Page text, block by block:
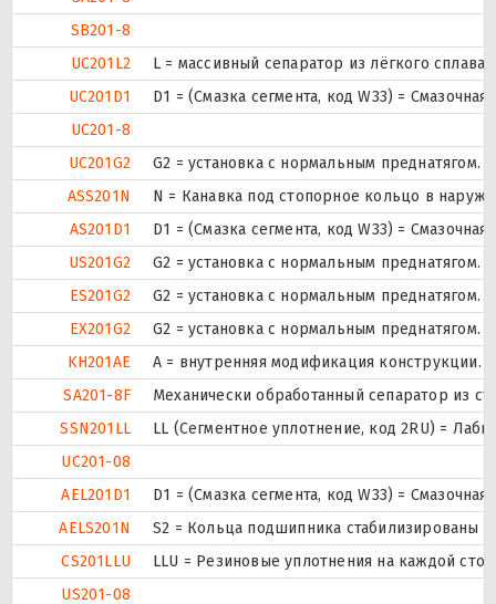
SB201-8
UC201L2
L = массивный сепаратор из лёгкого сплава.
UC201D1
D1 = (Смазка сегмента, код W33) =
UC201-8
UC201G2
G2 = установка с нормальным преднатягом.
ASS201N
N = Канавка под стопорное кольцо в
AS201D1
D1 = (Смазка сегмента, код W33) =
US201G2
G2 = установка с нормальным преднатягом.
ES201G2
G2 = установка с нормальным преднатягом.
EX201G2
G2 = установка с нормальным преднатягом.
KH201AE
A = внутренняя модификация конструкции.
SA201-8F
Механически обработанный сепаратор из
SSN201LL
LL (Сегментное уплотнение, код 2RU) =
UC201-08
AEL201D1
D1 = (Смазка сегмента, код W33) =
AELS201N
S2 = Кольца подшипника стабилизированы
CS201LLU
LLU = Резиновые уплотнения на каждой
US201-08